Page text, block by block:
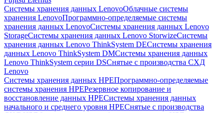
Системы хранения данных LenovoОблачные системы
хранения LenovoПрограммно-определяемые системы
хранения данных LenovoСистемы хранения данных Lenovo
StorageСистемы хранения данных Lenovo StorwizeСистемы
хранения данных Lenovo ThinkSystem DEСистемы хранения
данных Lenovo ThinkSystem DMСистемы хранения данных
Lenovo ThinkSystem серии DSСнятые с производства СХД
Lenovo
Системы хранения данных HPEПрограммно-определяемые
системы хранения HPEРезервное копирование и
восстановление данных HPEСистемы хранения данных
начального и среднего уровня HPEСнятые с производства